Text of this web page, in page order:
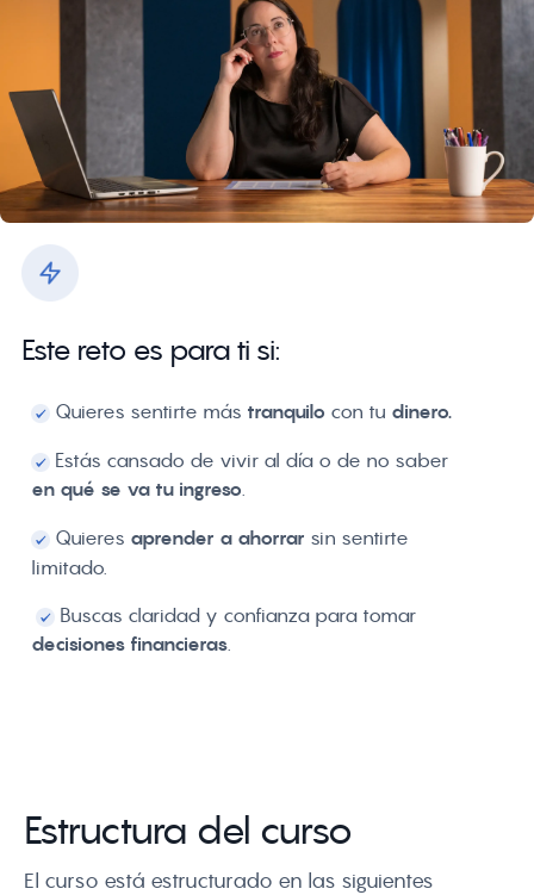
Este reto es para ti si:
Quieres sentirte más tranquilo con tu dinero.
Estás cansado de vivir al día o de no saber
en qué se va tu ingreso
Quieres aprender a ahorrar sin sentirte
limitado
Buscas claridad y confianza para tomar
decisiones financieras
Estructura del curso
El curso está estructurado en las siguientes